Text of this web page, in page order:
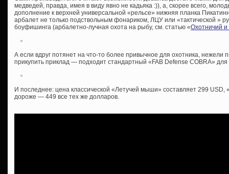
медведей, правда, имея в виду явно не кадьяка :)), а, скорее всего,
дополнение к верхней универсальной «рельсе» нижняя планка
арбалет не только подствольным фонариком, ЛЦУ или «тактической »
боуфишинга (арбалетно-лучная охота на рыбу, см. статью «Охотничий и
А если вдруг потянет на что-то более привычное для охотника, нежели
прикупить приклад — подходит стандартный «FAB Defense COBRA»
И последнее: цена классической «Летучей мыши» составляет 299
дороже — 449 все тех же долларов.